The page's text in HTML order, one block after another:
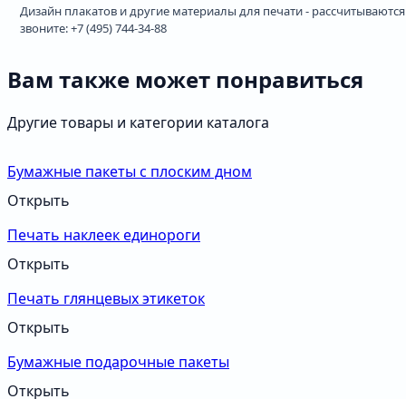
Дизайн плакатов и другие материалы для печати -
звоните: +7 (495) 744-34-88
Вам также может понравиться
Другие товары и категории каталога
Бумажные пакеты с плоским дном
Открыть
Печать наклеек единороги
Открыть
Печать глянцевых этикеток
Открыть
Бумажные подарочные пакеты
Открыть